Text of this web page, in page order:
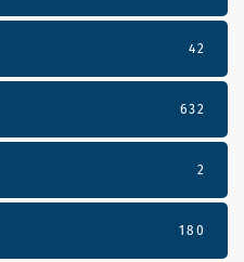
42
632
2
180